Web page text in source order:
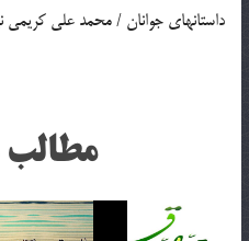
داستانهاي جوانان / محمد علي کريمي
مطالب